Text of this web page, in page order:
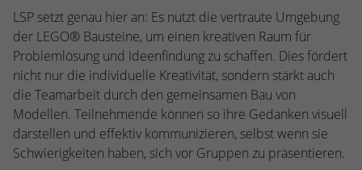
LSP setzt genau hier an: Es nutzt die vertraute Umgebung
der LEGO® Bausteine, um einen kreativen Raum für
Problemlösung und Ideenfindung zu schaffen. Dies fördert
nicht nur die individuelle Kreativität, sondern stärkt auch
die Teamarbeit durch den gemeinsamen Bau von
Modellen. Teilnehmende können so ihre Gedanken visuell
darstellen und effektiv kommunizieren, selbst wenn sie
Schwierigkeiten haben, sich vor Gruppen zu präsentieren.
Zweck
Cookie von TYPO3. Es speichert im Falle
eines Benutzer-Logins die Session-ID. So
kann der eingeloggte Benutzer
wiedererkannt werden und es wird ihm
Zugang zu geschützten Bereichen gewährt.
Zweck
Website für den Analysebericht der
Website zu verfolgen. Die Cookies
speichern Informationen anonym und
weisen eine randoly generierte Nummer
zu, um eindeutige Besucher zu
identifizieren.
Name _gid